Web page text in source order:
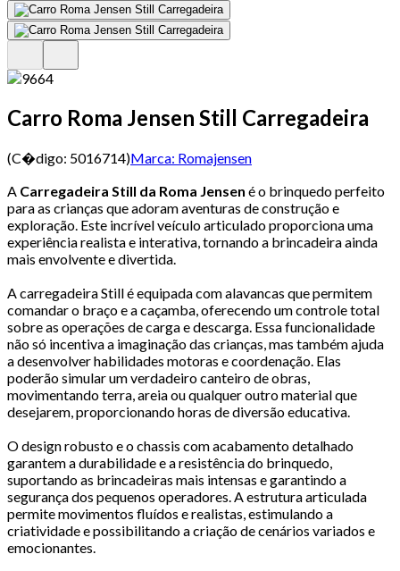
Carro Roma Jensen Still Carregadeira
(C�digo: 5016714)Marca: Romajensen
A Carregadeira Still da Roma Jensen é o brinquedo perfeito
para as crianças que adoram aventuras de construção e
exploração. Este incrível veículo articulado proporciona uma
experiência realista e interativa, tornando a brincadeira ainda
mais envolvente e divertida.
A carregadeira Still é equipada com alavancas que permitem
comandar o braço e a caçamba, oferecendo um controle total
sobre as operações de carga e descarga. Essa funcionalidade
não só incentiva a imaginação das crianças, mas também ajuda
a desenvolver habilidades motoras e coordenação. Elas
poderão simular um verdadeiro canteiro de obras,
movimentando terra, areia ou qualquer outro material que
desejarem, proporcionando horas de diversão educativa.
O design robusto e o chassis com acabamento detalhado
garantem a durabilidade e a resistência do brinquedo,
suportando as brincadeiras mais intensas e garantindo a
segurança dos pequenos operadores. A estrutura articulada
permite movimentos fluídos e realistas, estimulando a
criatividade e possibilitando a criação de cenários variados e
emocionantes.